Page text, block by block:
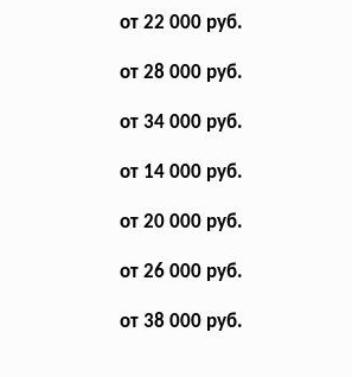
от 22 000 руб.
от 28 000 руб.
от 34 000 руб.
от 14 000 руб.
от 20 000 руб.
от 26 000 руб.
от 38 000 руб.